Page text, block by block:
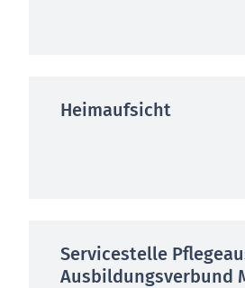
Heimaufsicht
Servicestelle
Ausbildungsverbund